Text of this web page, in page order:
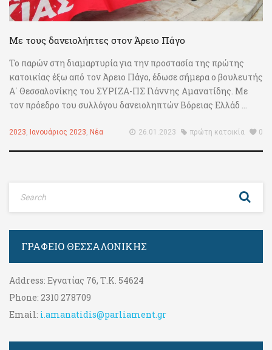
Με τους δανειολήπτες στον Άρειο Πάγο
Το παρών στη διαμαρτυρία για την προστασία της πρώτης
κατοικίας έξω από τον Άρειο Πάγο, έδωσε σήμερα ο βουλευτής
Α΄ Θεσσαλονίκης του ΣΥΡΙΖΑ-ΠΣ Γιάννης Αμανατίδης. Με
τον πρόεδρο του συλλόγου δανειοληπτών Bόρειας Ελλάδ ...
2023, Ιανουάριος 2023, Νέα 26.01.2023 πρώτη κατοικία 0
ΓΡΑΦΕΊΟ ΘΕΣΣΑΛΟΝΊΚΗΣ
Address: Εγνατίας 76, Τ.Κ. 54624
Phone: 2310 278709
Email: i.amanatidis@parliament.gr